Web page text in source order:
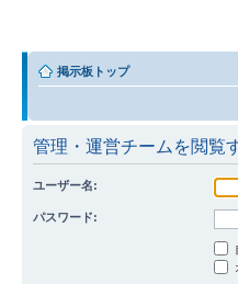
掲示板トップ
管理・運営チームを閲覧
ユーザー名:
パスワード: